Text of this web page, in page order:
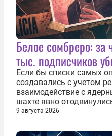
Белое сомбреро: за
тыс. подписчиков
Если бы списки самых
создавались с учетом
взаимодействие с
шахте явно
третий план. А вот
музыкантам пришлось
Кульякане, столице
9 августа 2026